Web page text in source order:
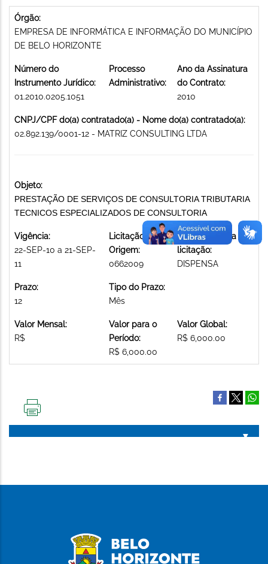
Órgão:
EMPRESA DE INFORMÁTICA E INFORMAÇÃO DO MUNICÍPIO
DE BELO HORIZONTE
Número do
Instrumento Jurídico:
01.2010.0205.1051
Processo
Administrativo:
Ano da Assinatura
do Contrato:
2010
CNPJ/CPF do(a) contratado(a) - Nome do(a) contratado(a):
02.892.139/0001-12 - MATRIZ CONSULTING LTDA
Objeto:
PRESTAÇÃO DE SERVIÇOS DE CONSULTORIA TRIBUTARIA
TECNICOS ESPECIALIZADOS DE CONSULTORIA
Vigência:
22-SEP-10 a 21-SEP-
11
Licitação de
Origem:
0662009
Modalidade da
licitação:
DISPENSA
Prazo:
12
Tipo do Prazo:
Mês
Valor Mensal:
R$
Valor para o
Período:
R$ 6,000.00
Valor Global:
R$ 6,000.00
PÁGINA